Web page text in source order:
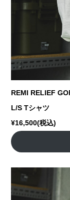
REMI RELIEF
L/S Tシャツ
¥16,500(税込)